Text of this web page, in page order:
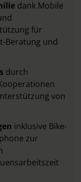
dank Mobile
für
Beratung und
durch
von
inklusive Bike-
zur